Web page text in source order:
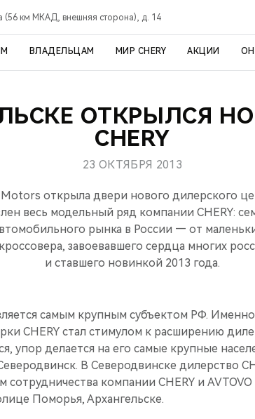
(56 км МКАД, внешняя сторона), д. 14
ВЛАДЕЛЬЦАМ МИР CHERY АКЦИИ
ОТКРЫЛСЯ
CHERY
23 ОКТЯБРЯ 2013
открыла двери нового дилерского
весь модельный ряд компании CHERY:
рынка в России — от
завоевавшего сердца многих
и ставшего новинкой 2013 года.
самым крупным субъектом РФ.
CHERY стал стимулом к расширению
упор делается на его самые крупные
В Северодвинске дилерство
сотрудничества компании CHERY и
Поморья, Архангельске.